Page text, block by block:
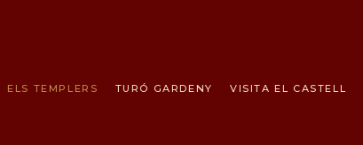
ELS TEMPLERS TURÓ GARDENY VISITA EL CASTELL
TURÓ